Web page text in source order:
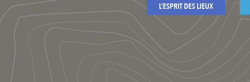
L’ESPRIT DES LIEUX